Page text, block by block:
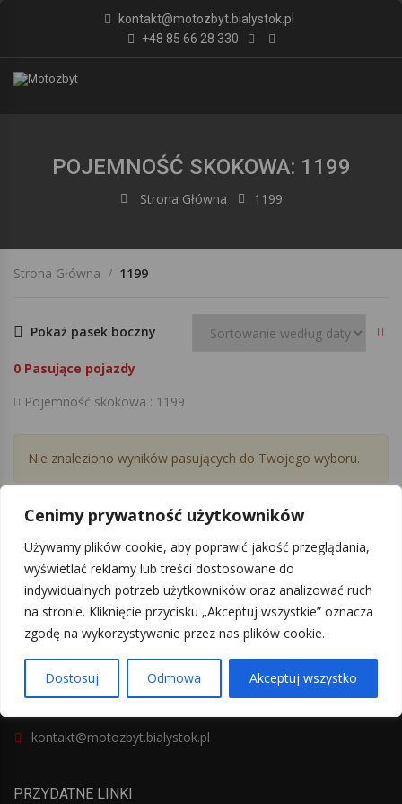
Cenimy prywatność użytkowników
Używamy plików cookie, aby poprawić jakość przeglądania,
wyświetlać reklamy lub treści dostosowane do
indywidualnych potrzeb użytkowników oraz analizować ruch
na stronie. Kliknięcie przycisku „Akceptuj wszystkie” oznacza
zgodę na wykorzystywanie przez nas plików cookie.
Dostosuj Odmowa Akceptuj wszystko
kontakt@motozbyt.bialystok.pl
+48 85 66 28 330
POJEMNOŚĆ SKOKOWA: 1199
Strona Główna 1199
Strona Główna 1199
Pokaż pasek boczny
0 Pasujące pojazdy
Pojemność skokowa : 1199
Nie znaleziono wyników pasujących do Twojego wyboru.
Odwiedź nasz salon samochodowy lub skontaktuj się z nami.
Odpowiemy na wszelkie pytania.
Narodowych Sił Zbrojnych 19b, Białystok, Poland
+48 85 66 28 330
kontakt@motozbyt.bialystok.pl
PRZYDATNE LINKI